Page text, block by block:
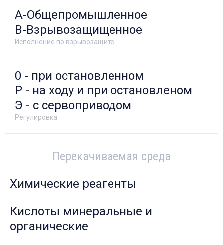
Исполнение по взрывозащите
А-Общепромышленное
В-Взрывозащищенное
Регулировка
0 - при остановленном
Р - на ходу и при остановленом
Э - с сервоприводом
Перекачиваемая среда
Химические реагенты
Кислоты минеральные и
органические